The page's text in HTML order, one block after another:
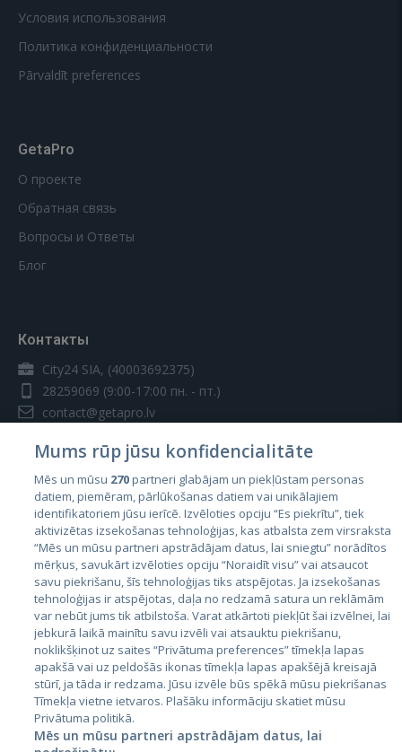
Условия использования
Политика конфиденциальности
Pārvaldīt preferences
GetaPro
О проекте
Обратная связь
Вопросы и Ответы
Блог
Контакты
City24 SIA, (40003692375)
28259069 (9:00-17:00 пн. - пт.)
contact@getapro.lv
Страны
Эстония
Латвия
Литва
Mums rūp jūsu konfidencialitāte
Mēs un mūsu 270partneri glabājam un piekļūstam personas
datiem, piemēram, pārlūkošanas datiem vai unikālajiem
identifikatoriem jūsu ierīcē. Izvēloties opciju “Es piekrītu”, tiek
aktivizētas izsekošanas tehnoloģijas, kas atbalsta zem virsraksta
“Mēs un mūsu partneri apstrādājam datus, lai sniegtu” norādītos
mērķus, savukārt izvēloties opciju “Noraidīt visu” vai atsaucot
savu piekrišanu, šīs tehnoloģijas tiks atspējotas. Ja izsekošanas
tehnoloģijas ir atspējotas, daļa no redzamā satura un reklāmām
var nebūt jums tik atbilstoša. Varat atkārtoti piekļūt šai izvēlnei, lai
jebkurā laikā mainītu savu izvēli vai atsauktu piekrišanu,
noklikšķinot uz saites “Privātuma preferences” tīmekļa lapas
apakšā vai uz peldošās ikonas tīmekļa lapas apakšējā kreisajā
stūrī, ja tāda ir redzama. Jūsu izvēle būs spēkā mūsu piekrišanas
Tīmekļa vietne ietvaros. Plašāku informāciju skatiet mūsu
Privātuma politikā.
Mēs un mūsu partneri apstrādājam datus, lai